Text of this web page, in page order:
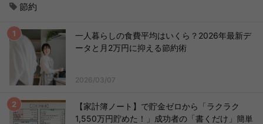
節約
一人暮らしの食費平均はいくら？2026年最新デ
ータと月2万円に抑える節約術
2026/03/07
【家計簿ノート】で貯金ゼロから「ラクラク
1,550万円貯めた！」成功者の「書くだけ」簡単